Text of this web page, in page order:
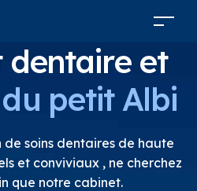
dentaire et
du petit Albi
de soins dentaires de haute
et conviviaux , ne cherchez
que notre cabinet.